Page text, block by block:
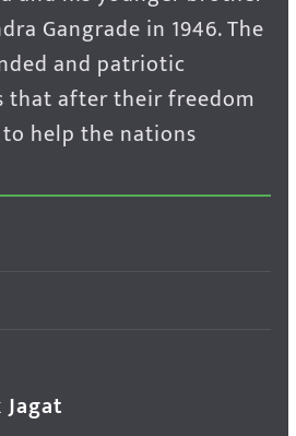
Gangrade in 1946. The
and patriotic
that after their freedom
help the nations